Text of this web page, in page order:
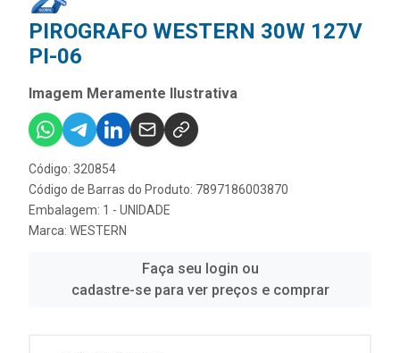
PIROGRAFO WESTERN 30W 127V
PI-06
Imagem Meramente Ilustrativa
Código: 320854
Código de Barras do Produto: 7897186003870
Embalagem: 1 - UNIDADE
Marca: WESTERN
Faça seu login ou
cadastre-se para ver preços e comprar